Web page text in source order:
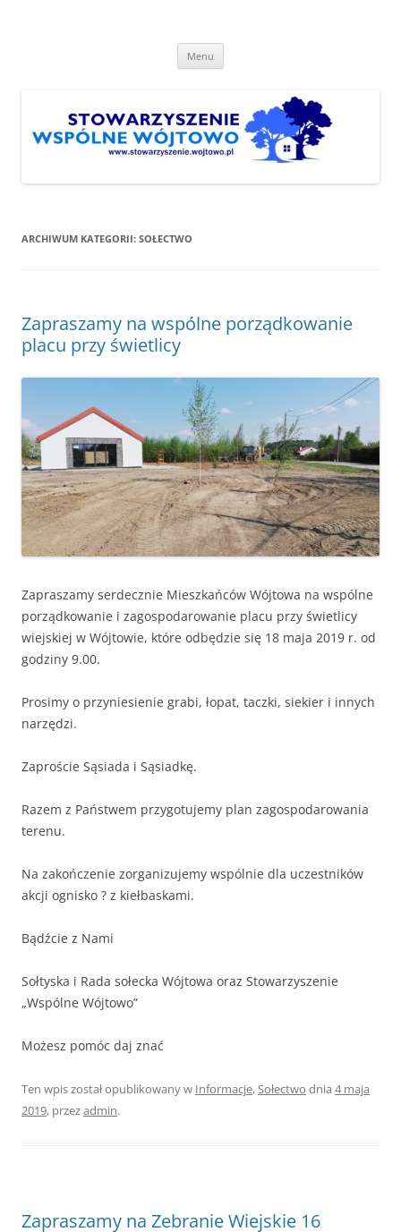
Wójtowo"
Menu
ARCHIWUM KATEGORII: SOŁECTWO
Zapraszamy na wspólne porządkowanie
placu przy świetlicy
Zapraszamy serdecznie Mieszkańców Wójtowa na wspólne
porządkowanie i zagospodarowanie placu przy świetlicy
wiejskiej w Wójtowie, które odbędzie się 18 maja 2019 r. od
godziny 9.00.
Prosimy o przyniesienie grabi, łopat, taczki, siekier i innych
narzędzi.
Zaproście Sąsiada i Sąsiadkę.
Razem z Państwem przygotujemy plan zagospodarowania
terenu.
Na zakończenie zorganizujemy wspólnie dla uczestników
akcji ognisko ? z kiełbaskami.
Bądźcie z Nami
Sołtyska i Rada sołecka Wójtowa oraz Stowarzyszenie
„Wspólne Wójtowo”
Możesz pomóc daj znać
Ten wpis został opublikowany w Informacje,Sołectwo dnia 4 maja
2019, przezadmin.
Zapraszamy na Zebranie Wiejskie 16